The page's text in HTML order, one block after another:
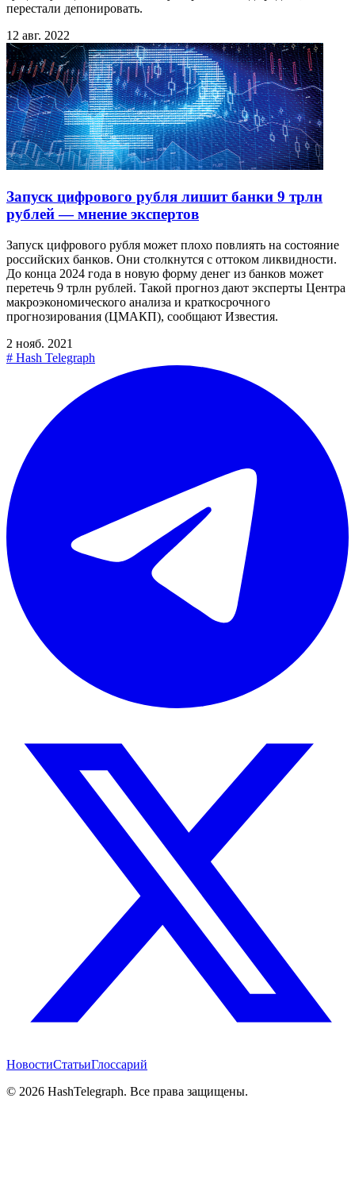
перестали депонировать.
12 авг. 2022
Запуск цифрового рубля лишит банки 9 трлн
рублей — мнение экспертов
Запуск цифрового рубля может плохо повлиять на состояние
российских банков. Они столкнутся с оттоком ликвидности.
До конца 2024 года в новую форму денег из банков может
перетечь 9 трлн рублей. Такой прогноз дают эксперты Центра
макроэкономического анализа и краткосрочного
прогнозирования (ЦМАКП), сообщают Известия.
2 нояб. 2021
# Hash Telegraph
НовостиСтатьиГлоссарий
© 2026 HashTelegraph. Все права защищены.